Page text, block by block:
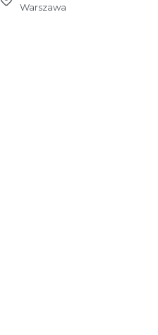
Warszawa